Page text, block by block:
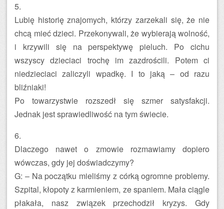
5.
Lubię historię znajomych, którzy zarzekali się, że nie
chcą mieć dzieci. Przekonywali, że wybierają wolność,
i krzywili się na perspektywę pieluch. Po cichu
wszyscy dzieciaci trochę im zazdrościli. Potem ci
niedzieciaci zaliczyli wpadkę. I to jaką – od razu
bliźniaki!
Po towarzystwie rozszedł się szmer satysfakcji.
Jednak jest sprawiedliwość na tym świecie.
6.
Dlaczego nawet o zmowie rozmawiamy dopiero
wówczas, gdy jej doświadczymy?
G: – Na początku mieliśmy z córką ogromne problemy.
Szpital, kłopoty z karmieniem, ze spaniem. Mała ciągle
płakała, nasz związek przechodził kryzys. Gdy